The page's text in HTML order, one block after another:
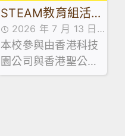
辦之「黑白廚房創業
速成」課程。
STEAM教育組活
動：「少年創科探
索家」計劃 – 到校
講座及AI嘉年華
2026 年 7 月 13 日
活動花絮
本校參與由香港科技
園公司與香港聖公會
教育服務部合辦的「